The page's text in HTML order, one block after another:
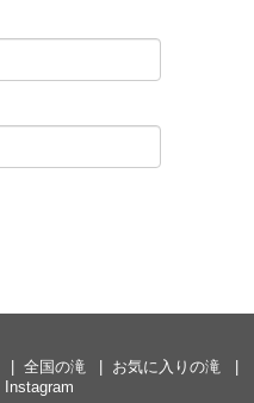
全国の滝
お気に入りの滝
Instagram